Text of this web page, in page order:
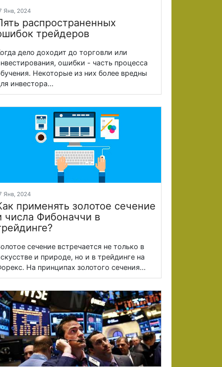
Янв, 2024
распространенных
трейдеров
дело доходит до торговли или
ошибки - часть процесса
Некоторые из них более вредны
инвестора...
Янв, 2024
применять золотое сечение
числа Фибоначчи в
сечение встречается не только в
и природе, но и в трейдинге на
На принципах золотого сечения...